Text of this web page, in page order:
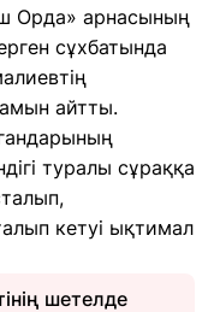
Орда» арнасының
сұхбатында
айтты.
туралы сұраққа
кетуі ықтимал
шетелде